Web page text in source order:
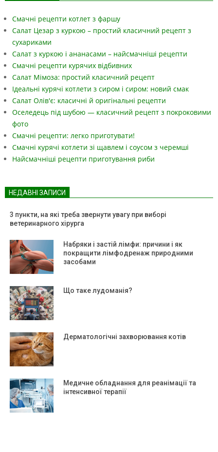
Смачні рецепти котлет з фаршу
Салат Цезар з куркою – простий класичний рецепт з
сухариками
Салат з куркою і ананасами – найсмачніші рецепти
Смачні рецепти курячих відбивних
Салат Мімоза: простий класичний рецепт
Ідеальні курячі котлети з сиром і сиром: новий смак
Салат Олів'є: класичні й оригінальні рецепти
Оселедець під шубою — класичний рецепт з покроковими
фото
Смачні рецепти: легко приготувати!
Смачні курячі котлети зі щавлем і соусом з черемші
Найсмачніші рецепти приготування риби
НЕДАВНІ ЗАПИСИ
3 пункти, на які треба звернути увагу при виборі
ветеринарного хірурга
Набряки і застій лімфи: причини і як
покращити лімфодренаж природними
засобами
Що таке лудоманія?
Дерматологічні захворювання котів
Медичне обладнання для реанімації та
інтенсивної терапії